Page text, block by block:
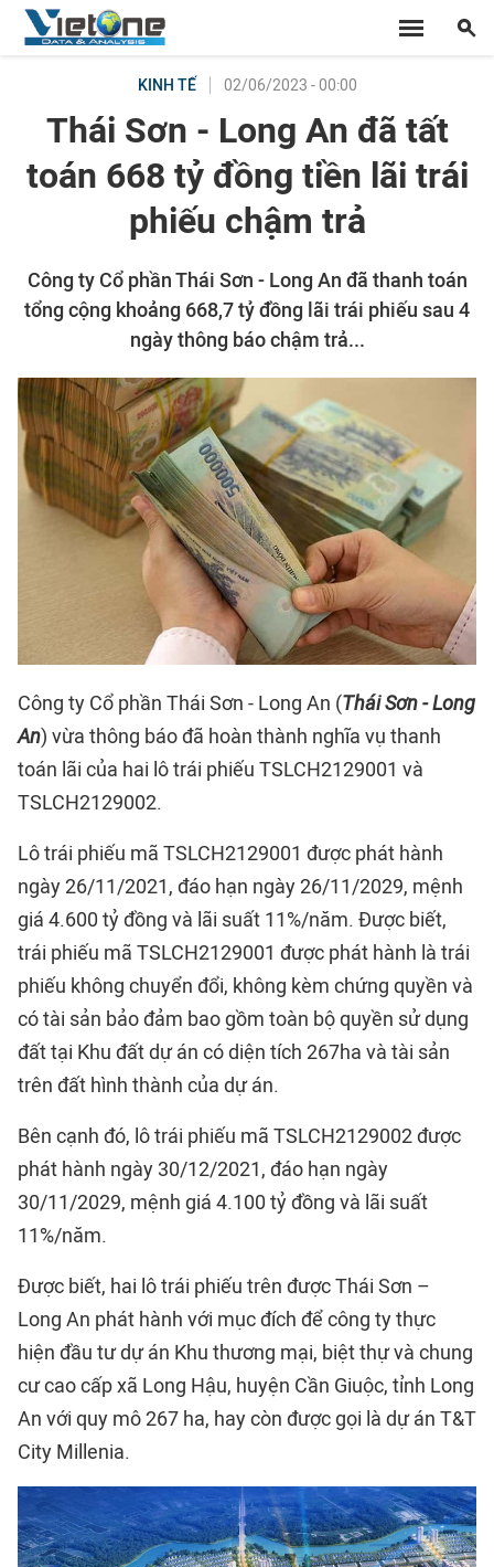
KINH TẾ 02/06/2023 - 00:00
Thái Sơn - Long An đã tất
toán 668 tỷ đồng tiền lãi trái
phiếu chậm trả
Công ty Cổ phần Thái Sơn - Long An đã thanh toán
tổng cộng khoảng 668,7 tỷ đồng lãi trái phiếu sau 4
ngày thông báo chậm trả...
Công ty Cổ phần Thái Sơn - Long An (Thái Sơn - Long
An) vừa thông báo đã hoàn thành nghĩa vụ thanh
toán lãi của hai lô trái phiếu TSLCH2129001 và
TSLCH2129002.
Lô trái phiếu mã TSLCH2129001 được phát hành
ngày 26/11/2021, đáo hạn ngày 26/11/2029, mệnh
giá 4.600 tỷ đồng và lãi suất 11%/năm. Được biết,
trái phiếu mã TSLCH2129001 được phát hành là trái
phiếu không chuyển đổi, không kèm chứng quyền và
có tài sản bảo đảm bao gồm toàn bộ quyền sử dụng
đất tại Khu đất dự án có diện tích 267ha và tài sản
trên đất hình thành của dự án.
Bên cạnh đó, lô trái phiếu mã TSLCH2129002 được
phát hành ngày 30/12/2021, đáo hạn ngày
30/11/2029, mệnh giá 4.100 tỷ đồng và lãi suất
11%/năm.
Được biết, hai lô trái phiếu trên được Thái Sơn –
Long An phát hành với mục đích để công ty thực
hiện đầu tư dự án Khu thương mại, biệt thự và chung
cư cao cấp xã Long Hậu, huyện Cần Giuộc, tỉnh Long
An với quy mô 267 ha, hay còn được gọi là dự án T&T
City Millenia.